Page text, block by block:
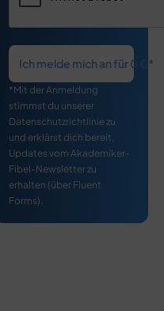
Ich melde mich an für 0 €*
*Mit der Anmeldung
stimmst du unserer
Datenschutzrichtlinie zu
und erklärst dich bereit,
Updates vom Akademiker-
Fibel-Newsletter zu
erhalten (über Fluent
Forms).